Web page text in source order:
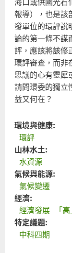
報導），也是該
發單位的環評說
論的第一條不謀
評，應該將該修
環評審查，而非
思議的心有靈犀
請問環委的獨立
益又何在？
環境與健康:
環評
山林水土:
水資源
氣候與能源:
氣候變遷
經濟:
經濟發展
「
特定議題:
中科四期